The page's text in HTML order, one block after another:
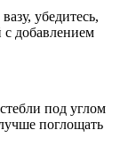
убедитесь,
с добавлением
под углом
поглощать